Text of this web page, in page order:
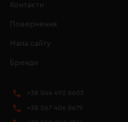
Контакти
Повернення
Мапа сайту
Бренди
+38 044 492 8603
+38 067 406 8679